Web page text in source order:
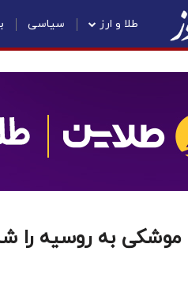
طلا و ارز سیاسی
موشکی به روسیه را